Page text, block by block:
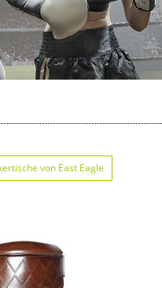
von East Eagle